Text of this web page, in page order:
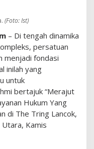
(Foto: Ist)
– Di tengah dinamika
persatuan
menjadi fondasi
inilah yang
untuk
bertajuk “Merajut
Hukum Yang
di The Tring Lancok,
Utara, Kamis